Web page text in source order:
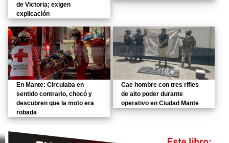
de Victoria; exigen
explicación
En Mante: Circulaba en
sentido contrario, chocó y
descubren que la moto era
robada
Cae hombre con tres rifles
de alto poder durante
operativo en Ciudad Mante